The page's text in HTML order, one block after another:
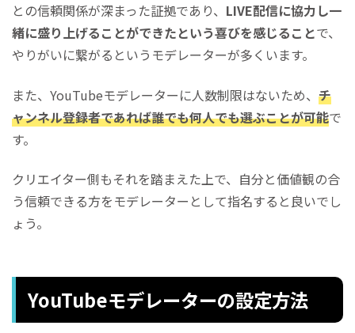
との信頼関係が深まった証拠であり、 LIVE配信に協力し一
緒に盛り上げることができたという喜びを感じることで、
やりがいに繋がるというモデレーターが多くいます。
また、YouTubeモデレーターに人数制限はないため、 チ
ャンネル登録者であれば誰でも何人でも選ぶことが可能で
す。
クリエイター側もそれを踏まえた上で、自分と価値観の合
う信頼できる方をモデレーターとして指名すると良いでし
ょう。
YouTubeモデレーターの設定方法